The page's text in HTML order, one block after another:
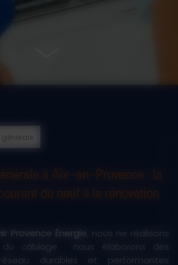
générale
à Aix-en-Provence : la
Provence Énergie, nous ne réalisons
câblage : nous élaborons des
durables et performantes